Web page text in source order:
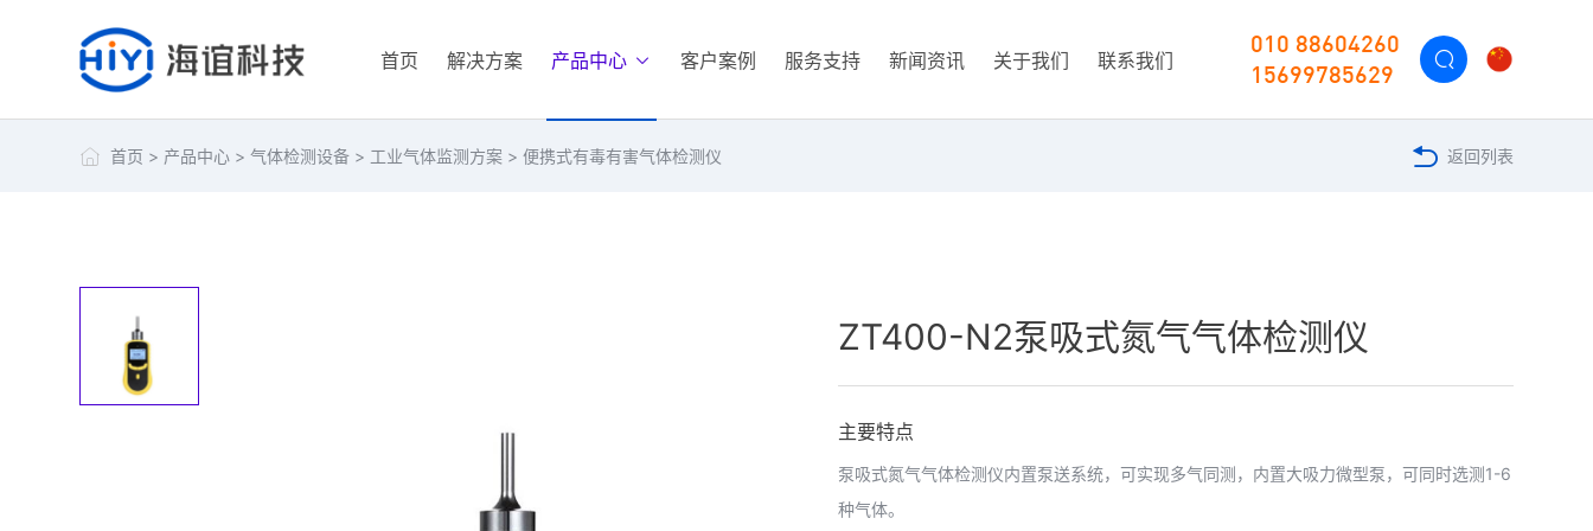
首页 解决方案 产品中心 客户案例 服务支持 新闻资讯 关于我们 联系我们
010 88604260
15699785629
首页 > 产品中心 >气体检测设备 > 工业气体监测方案 >便携式有毒有害气体检测仪 返回列表
ZT400-N2泵吸式氮气气体检测仪
主要特点
泵吸式氮气气体检测仪内置泵送系统，可实现多气同测，内置大吸力微型泵，可同时选测1-6
种气体。